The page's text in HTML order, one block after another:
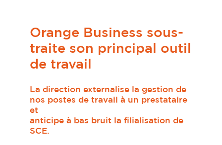
Orange Business sous-
traite son principal outil
de travail
La direction externalise la gestion de
nos postes de travail à un prestataire
et
anticipe à bas bruit la filialisation de
SCE.